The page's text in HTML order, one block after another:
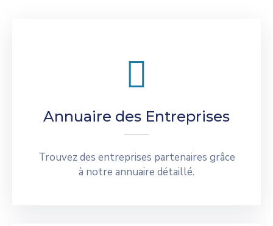
Annuaire des Entreprises
Trouvez des entreprises partenaires grâce
à notre annuaire détaillé.